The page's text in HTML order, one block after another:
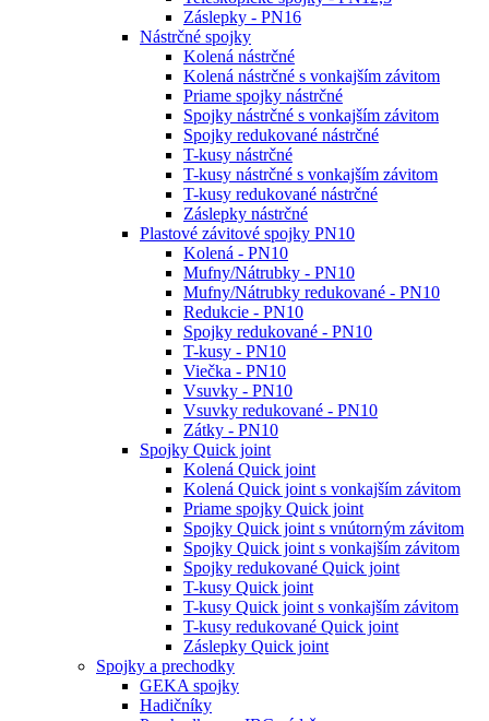
Záslepky - PN16
Nástrčné spojky
Kolená nástrčné
Kolená nástrčné s vonkajším závitom
Priame spojky nástrčné
Spojky nástrčné s vonkajším závitom
Spojky redukované nástrčné
T-kusy nástrčné
T-kusy nástrčné s vonkajším závitom
T-kusy redukované nástrčné
Záslepky nástrčné
Plastové závitové spojky PN10
Kolená - PN10
Mufny/Nátrubky - PN10
Mufny/Nátrubky redukované - PN10
Redukcie - PN10
Spojky redukované - PN10
T-kusy - PN10
Viečka - PN10
Vsuvky - PN10
Vsuvky redukované - PN10
Zátky - PN10
Spojky Quick joint
Kolená Quick joint
Kolená Quick joint s vonkajším závitom
Priame spojky Quick joint
Spojky Quick joint s vnútorným závitom
Spojky Quick joint s vonkajším závitom
Spojky redukované Quick joint
T-kusy Quick joint
T-kusy Quick joint s vonkajším závitom
T-kusy redukované Quick joint
Záslepky Quick joint
Spojky a prechodky
GEKA spojky
Hadičníky